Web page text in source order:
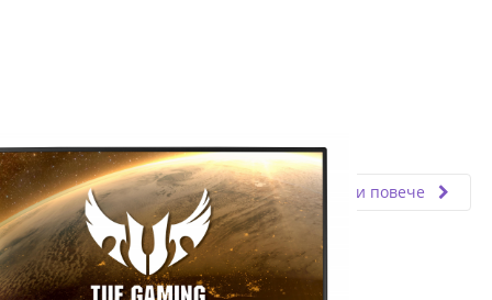
22.03.2019
Fly.bg
Прочети повече